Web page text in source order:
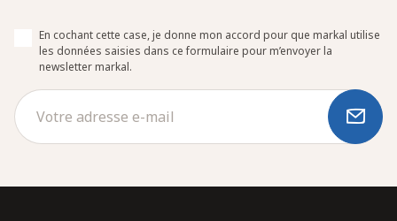
En cochant cette case, je donne mon accord pour que markal utilise
les données saisies dans ce formulaire pour m’envoyer la
newsletter markal.